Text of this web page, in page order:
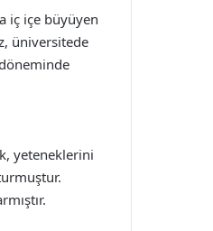
iç içe büyüyen
üniversitede
yeteneklerini